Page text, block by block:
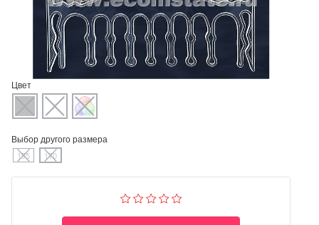
Цвет
Выбор другого размера
155 170